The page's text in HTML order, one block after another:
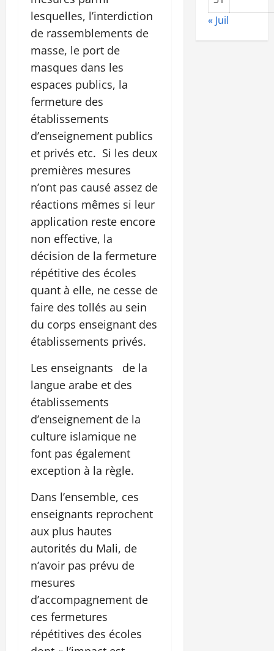
lesquelles, l’interdiction
de rassemblements de
masse, le port de
masques dans les
espaces publics, la
fermeture des
établissements
d’enseignement publics
et privés etc. Si les deux
premières mesures
n’ont pas causé assez de
réactions mêmes si leur
application reste encore
non effective, la
décision de la fermeture
répétitive des écoles
quant à elle, ne cesse de
faire des tollés au sein
du corps enseignant des
établissements privés.
Les enseignants de la
langue arabe et des
établissements
d’enseignement de la
culture islamique ne
font pas également
exception à la règle.
Dans l’ensemble, ces
enseignants reprochent
aux plus hautes
autorités du Mali, de
n’avoir pas prévu de
mesures
d’accompagnement de
ces fermetures
répétitives des écoles
« Juil